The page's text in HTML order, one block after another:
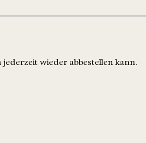
wieder abbestellen kann.